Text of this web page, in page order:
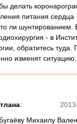
делать
питания сердца
ли шунтированием.
- в
обратитесь туда.
изменят ситуацию.
:
Михаилу